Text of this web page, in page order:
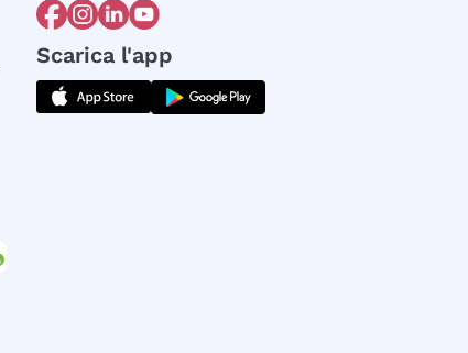
Scarica l'app